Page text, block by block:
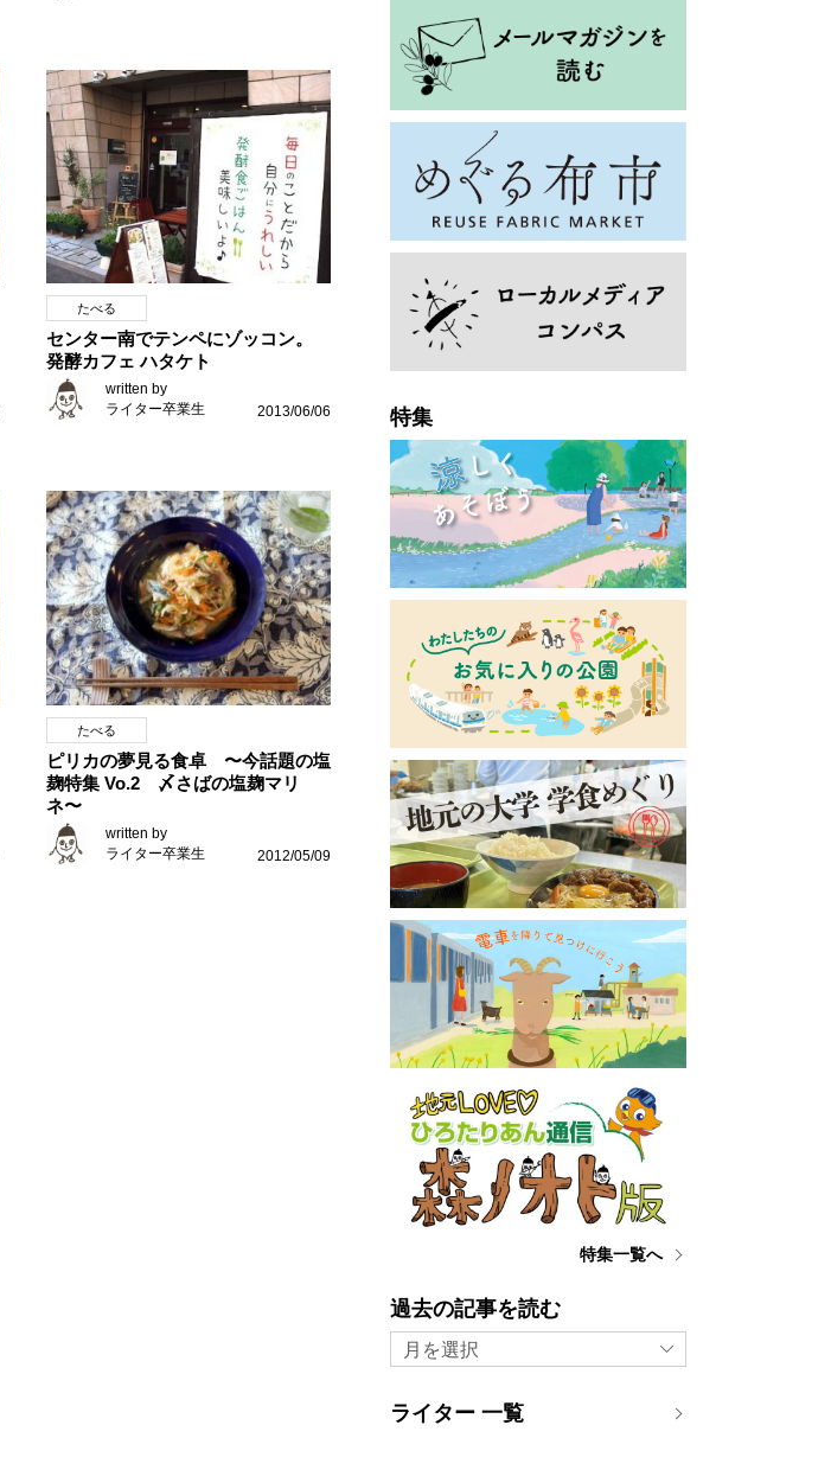
たべる
センター南でテンペにゾッコン。
発酵カフェ ハタケト
written by
ライター卒業生
2013/06/06
たべる
ピリカの夢見る食卓 〜今話題の塩
麹特集 Vo.2 〆さばの塩麹マリ
ネ〜
written by
ライター卒業生
2012/05/09
特集
特集一覧へ
過去の記事を読む
月を選択
ライター 一覧